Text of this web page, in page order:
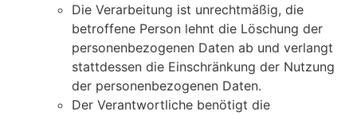
Die Verarbeitung ist unrechtmäßig, die
betroffene Person lehnt die Löschung der
personenbezogenen Daten ab und verlangt
stattdessen die Einschränkung der Nutzung
der personenbezogenen Daten.
Der Verantwortliche benötigt die